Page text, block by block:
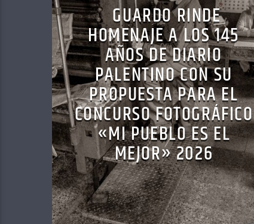
GUARDO RINDE
HOMENAJE A LOS 145
AÑOS DE DIARIO
PALENTINO CON SU
PROPUESTA PARA EL
CONCURSO FOTOGRÁFICO
«MI PUEBLO ES EL
MEJOR» 2026